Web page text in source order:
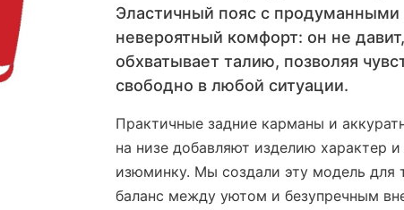
Эластичный пояс с
невероятный комфорт: он не
обхватывает талию, позволяя
свободно в любой ситуации.
Практичные задние карманы и
на низе добавляют изделию характер
изюминку. Мы создали эту модель для
баланс между уютом и безупречным